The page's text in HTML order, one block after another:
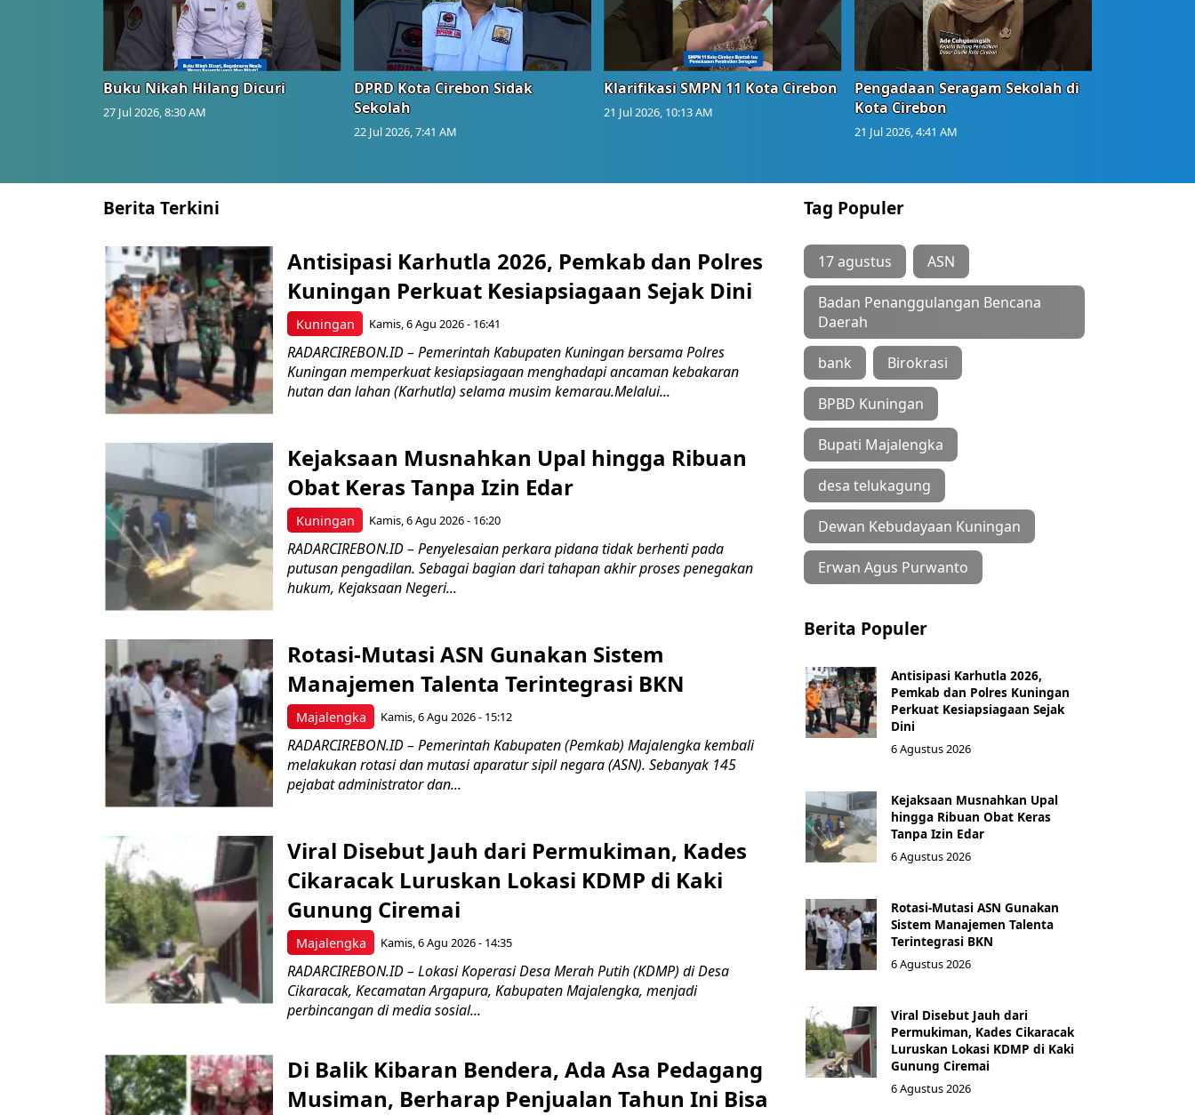
Buku Nikah Hilang Dicuri
27 Jul 2026, 8:30 AM
DPRD Kota Cirebon Sidak
Sekolah
22 Jul 2026, 7:41 AM
Klarifikasi SMPN 11 Kota Cirebon
21 Jul 2026, 10:13 AM
Pengadaan Seragam Sekolah di
Kota Cirebon
21 Jul 2026, 4:41 AM
Berita Terkini
Kuningan
Antisipasi Karhutla 2026, Pemkab dan Polres
Kuningan Perkuat Kesiapsiagaan Sejak Dini
Kamis, 6 Agu 2026 - 16:41
RADARCIREBON.ID – Pemerintah Kabupaten Kuningan bersama Polres
Kuningan memperkuat kesiapsiagaan menghadapi ancaman kebakaran
hutan dan lahan (Karhutla) selama musim kemarau.Melalui...
Kuningan
Kejaksaan Musnahkan Upal hingga Ribuan
Obat Keras Tanpa Izin Edar
Kamis, 6 Agu 2026 - 16:20
RADARCIREBON.ID – Penyelesaian perkara pidana tidak berhenti pada
putusan pengadilan. Sebagai bagian dari tahapan akhir proses penegakan
hukum, Kejaksaan Negeri...
Majalengka
Rotasi-Mutasi ASN Gunakan Sistem
Manajemen Talenta Terintegrasi BKN
Kamis, 6 Agu 2026 - 15:12
RADARCIREBON.ID – Pemerintah Kabupaten (Pemkab) Majalengka kembali
melakukan rotasi dan mutasi aparatur sipil negara (ASN). Sebanyak 145
pejabat administrator dan...
Majalengka
Viral Disebut Jauh dari Permukiman, Kades
Cikaracak Luruskan Lokasi KDMP di Kaki
Gunung Ciremai
Kamis, 6 Agu 2026 - 14:35
RADARCIREBON.ID – Lokasi Koperasi Desa Merah Putih (KDMP) di Desa
Cikaracak, Kecamatan Argapura, Kabupaten Majalengka, menjadi
perbincangan di media sosial...
Di Balik Kibaran Bendera, Ada Asa Pedagang
Musiman, Berharap Penjualan Tahun Ini Bisa
Tag Populer
17 agustus ASN
Badan Penanggulangan Bencana
Daerah
bank Birokrasi
BPBD Kuningan
Bupati Majalengka
desa telukagung
Dewan Kebudayaan Kuningan
Erwan Agus Purwanto
Berita Populer
Antisipasi Karhutla 2026,
Pemkab dan Polres Kuningan
Perkuat Kesiapsiagaan Sejak
Dini
6 Agustus 2026
Kejaksaan Musnahkan Upal
hingga Ribuan Obat Keras
Tanpa Izin Edar
6 Agustus 2026
Rotasi-Mutasi ASN Gunakan
Sistem Manajemen Talenta
Terintegrasi BKN
6 Agustus 2026
Viral Disebut Jauh dari
Permukiman, Kades Cikaracak
Luruskan Lokasi KDMP di Kaki
Gunung Ciremai
6 Agustus 2026